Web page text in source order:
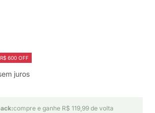
R$ 600 OFF
juros
compre e ganhe R$ 119,99 de volta